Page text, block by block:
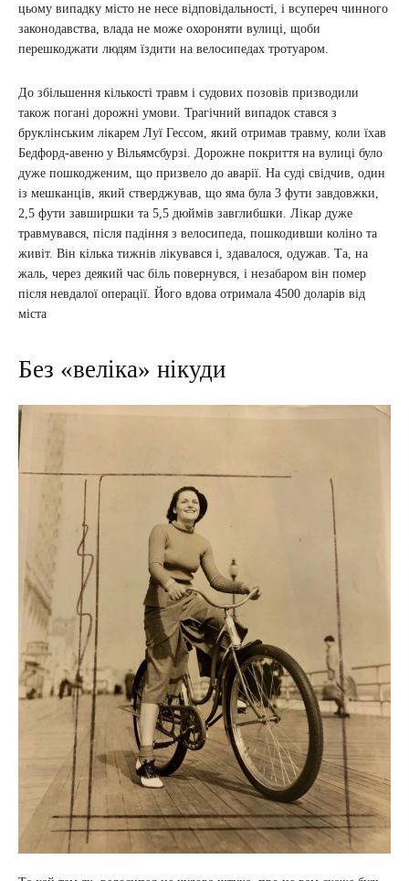
цьому випадку місто не несе відповідальності, і всупереч чинного
законодавства, влада не може охороняти вулиці, щоби
перешкоджати людям їздити на велосипедах тротуаром.
До збільшення кількості травм і судових позовів призводили
також погані дорожні умови. Трагічний випадок стався з
бруклінським лікарем Луї Гессом, який отримав травму, коли їхав
Бедфорд-авеню у Вільямсбурзі. Дорожне покриття на вулиці було
дуже пошкодженим, що призвело до аварії. На суді свідчив, один
із мешканців, який стверджував, що яма була 3 фути завдовжки,
2,5 фути завширшки та 5,5 дюймів завглибшки. Лікар дуже
травмувався, після падіння з велосипеда, пошкодивши коліно та
живіт. Він кілька тижнів лікувався і, здавалося, одужав. Та, на
жаль, через деякий час біль повернувся, і незабаром він помер
після невдалої операції. Його вдова отримала 4500 доларів від
міста
Без «веліка» нікуди